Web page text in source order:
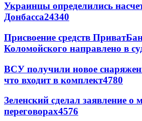
Украинцы определились
Донбасса24340
Присвоение средств
Коломойского направлено в
ВСУ получили новое
что входит в комплект4780
Зеленский сделал заявление о
переговорах4576